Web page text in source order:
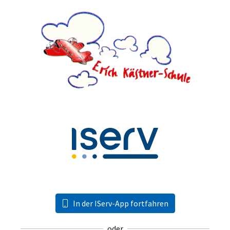
In der IServ-App fortfahren